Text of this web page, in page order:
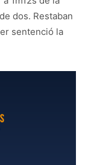
dos. Restaban
sentenció la